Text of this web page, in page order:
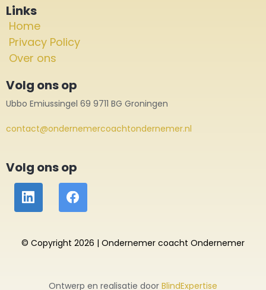
Links
Home
Privacy Policy
Over ons
Volg ons op
Ubbo Emiussingel 69 9711 BG Groningen
contact@ondernemercoachtondernemer.nl
Volg ons op
© Copyright 2026 | Ondernemer coacht Ondernemer
Ontwerp en realisatie door BlindExpertise